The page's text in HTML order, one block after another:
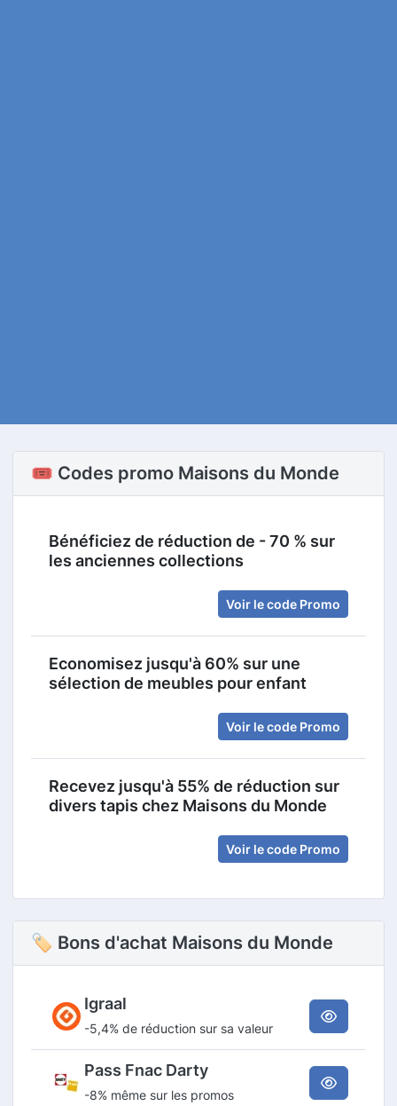
🎟️ Codes promo Maisons du Monde
Bénéficiez de réduction de - 70 % sur
les anciennes collections
Voir le code Promo
Economisez jusqu'à 60% sur une
sélection de meubles pour enfant
Voir le code Promo
Recevez jusqu'à 55% de réduction sur
divers tapis chez Maisons du Monde
Voir le code Promo
🏷 Bons d'achat Maisons du Monde
Igraal
-5,4% de réduction sur sa valeur
Pass Fnac Darty
-8% même sur les promos